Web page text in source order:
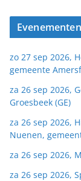
Evenementen
zo 27 sep 2026,
gemeente
za 26 sep 2026,
Groesbeek (GE)
za 26 sep 2026,
Nuenen,
za 26 sep 2026,
za 26 sep 2026,